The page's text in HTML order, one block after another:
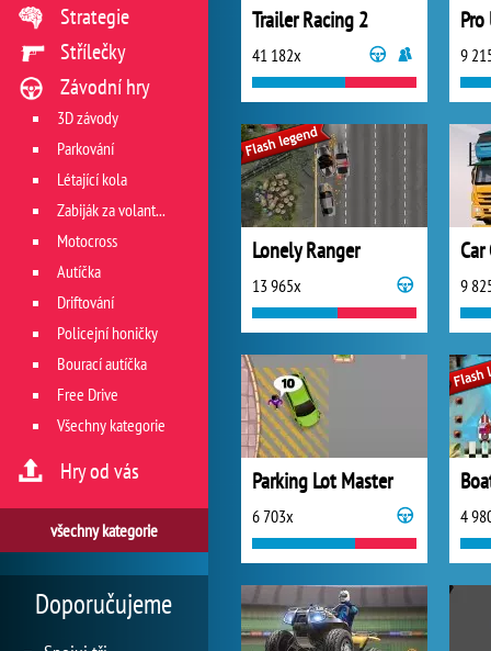
Trailer Racing 2
41 182x 9
Lonely Ranger
13 965x
Car
9
Parking Lot Master
6 703x 4
Strategie
Střílečky
Závodní hry
3D závody
Parkování
Létající kola
Zabiják za volantem
Motocross
Autíčka
Driftování
Policejní honičky
Bourací autíčka
Free Drive
Všechny kategorie
Hry od vás
všechny kategorie
Doporučujeme